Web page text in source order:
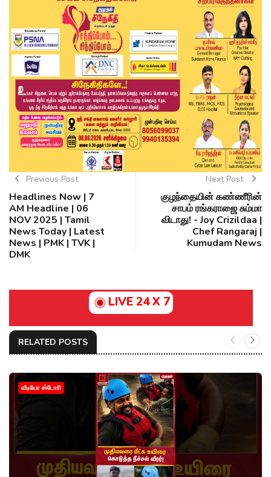
Previous Post
Headlines Now | 7
AM Headline | 06
NOV 2025 | Tamil
News Today | Latest
News | PMK | TVK |
DMK
Next Post
குழந்தையின் கண்ணீரின்
சாபம் ரங்கராஜை சும்மா
விடாது! - Joy Crizildaa |
Chef Rangaraj |
Kumudam News
LIVE 24 X 7
RELATED POSTS
வீடியோ ஸ்டோரி